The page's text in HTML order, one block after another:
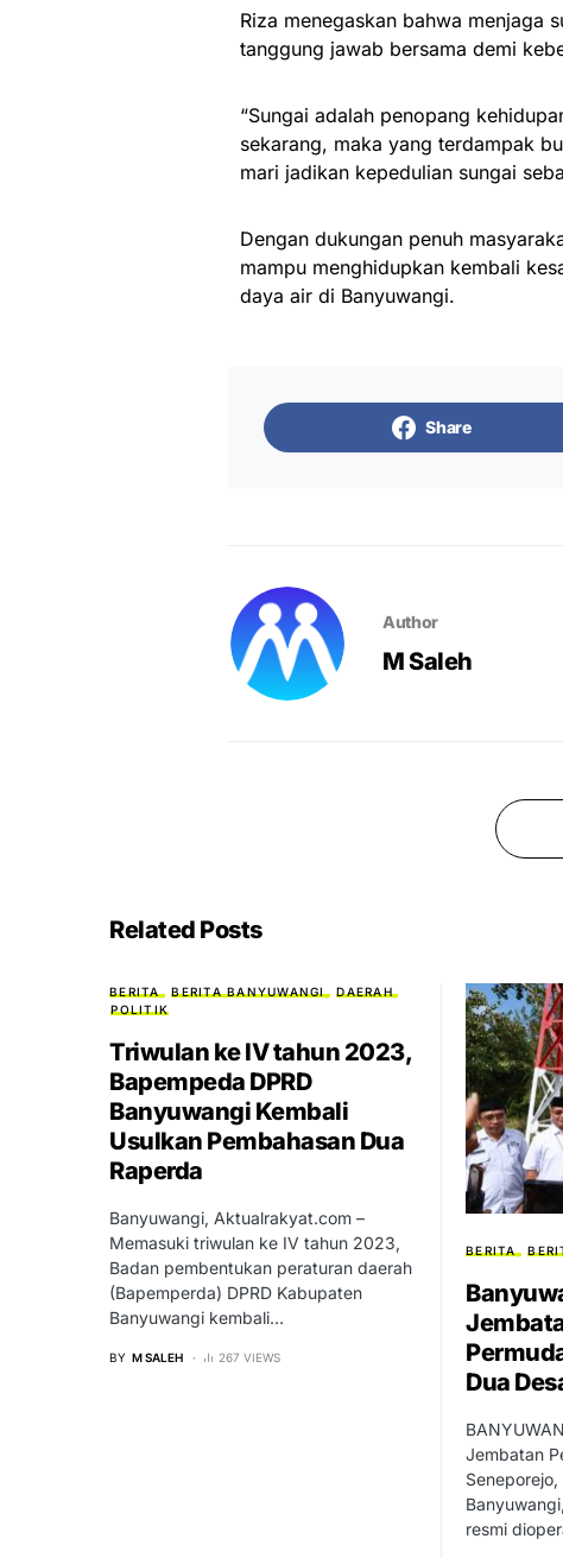
Riza menegaskan bahwa menjaga
tanggung jawab bersama demi
“Sungai adalah penopang
sekarang, maka yang terdampak
mari jadikan kepedulian sungai
Dengan dukungan penuh
mampu menghidupkan kembali
daya air di Banyuwangi.
Share
Author
M Saleh
Related Posts
BERITA BERITA BANYUWANGI
DAERAH
POLITIK
Triwulan ke IV tahun 2023,
Bapempeda DPRD
Banyuwangi Kembali
Usulkan Pembahasan Dua
Raperda
Banyuwangi, Aktualrakyat.com –
Memasuki triwulan ke IV tahun 2023,
Badan pembentukan peraturan daerah
(Bapemperda) DPRD Kabupaten
Banyuwangi kembali…
BY M SALEH 267 VIEWS
BERITA
Dua
Jembatan
resmi